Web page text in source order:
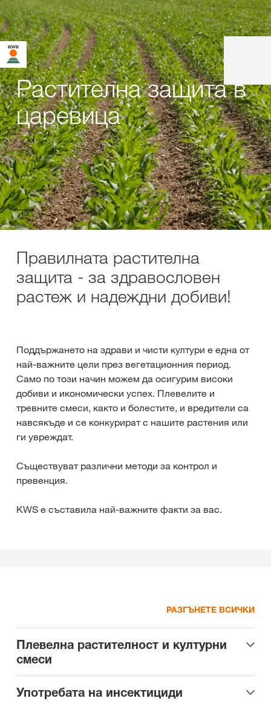
Растителна защита в
царевица
Правилната растителна
защита - за здравословен
растеж и надеждни добиви!
Поддържането на здрави и чисти култури е една от
най-важните цели през вегетационния период.
Само по този начин можем да осигурим високи
добиви и икономически успех. Плевелите и
тревните смеси, както и болестите, и вредители са
навсякъде и се конкурират с нашите растения или
ги увреждат.
Съществуват различни методи за контрол и
превенция.
KWS е съставила най-важните факти за вас.
РАЗГЪНЕТЕ ВСИЧКИ
Плевелна растителност и културни
смеси
Употребата на инсектициди